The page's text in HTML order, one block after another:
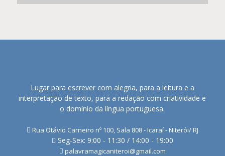
Lugar para escrever com alegria, para a leitura e a
interpretação de texto, para a redação com criatividade e
o domínio da língua portuguesa.
Rua Otávio Carneiro nº 100, Sala 808 - Icaraí - Niterói/ RJ
Seg-Sex: 9:00 - 11:30 / 14:00 - 19:00
palavramagicaniteroi@gmail.com